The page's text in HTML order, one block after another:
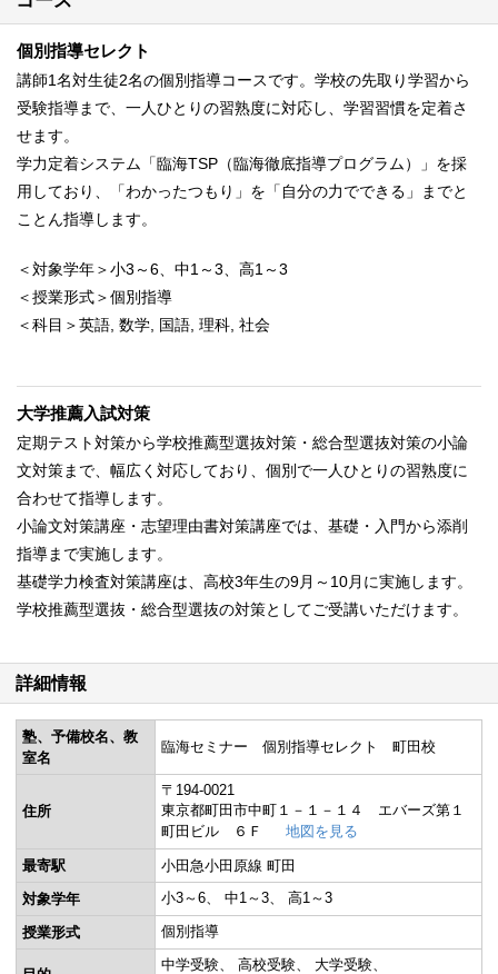
個別指導セレクト
講師1名対生徒2名の個別指導コースです。学校の先取り学習から
受験指導まで、一人ひとりの習熟度に対応し、学習習慣を定着さ
せます。
学力定着システム「臨海TSP（臨海徹底指導プログラム）」を採
用しており、「わかったつもり」を「自分の力でできる」までと
ことん指導します。
＜対象学年＞小3～6、中1～3、高1～3
＜授業形式＞個別指導
＜科目＞英語, 数学, 国語, 理科, 社会
大学推薦入試対策
定期テスト対策から学校推薦型選抜対策・総合型選抜対策の小論
文対策まで、幅広く対応しており、個別で一人ひとりの習熟度に
合わせて指導します。
小論文対策講座・志望理由書対策講座では、基礎・入門から添削
指導まで実施します。
基礎学力検査対策講座は、高校3年生の9月～10月に実施します。
学校推薦型選抜・総合型選抜の対策としてご受講いただけます。
詳細情報
塾、予備校名、教
室名
臨海セミナー 個別指導セレクト 町田校
住所
〒194-0021
東京都町田市中町１－１－１４ エバーズ第１
町田ビル ６Ｆ
地図を見る
最寄駅
小田急小田原線 町田
対象学年
小3～6 中1～3 高1～3
授業形式 個別指導
中学受験 高校受験 大学受験